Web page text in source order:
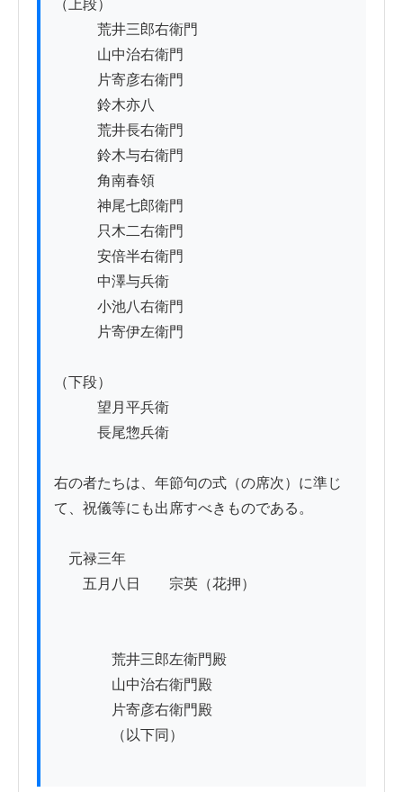
（上段）
荒井三郎右衛門
山中治右衛門
片寄彦右衛門
鈴木亦八
荒井長右衛門
鈴木与右衛門
角南春領
神尾七郎衛門
只木二右衛門
安倍半右衛門
中澤与兵衛
小池八右衛門
片寄伊左衛門
（下段）
望月平兵衛
長尾惣兵衛
右の者たちは、年節句の式（の席次）に準じ
て、祝儀等にも出席すべきものである。
元禄三年
五月八日　　宗英（花押）
荒井三郎左衛門殿
山中治右衛門殿
片寄彦右衛門殿
（以下同）